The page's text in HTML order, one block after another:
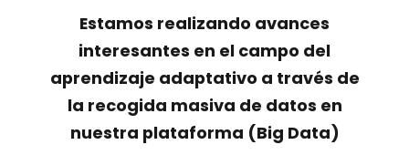
Estamos realizando avances
interesantes en el campo del
aprendizaje adaptativo a través de
la recogida masiva de datos en
nuestra plataforma (Big Data)